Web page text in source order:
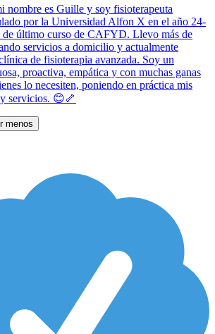
nombre es Guille y soy fisioterapeuta
por la Universidad Alfon X en el año 24-
de último curso de CAFYD. Llevo más de
servicios a domicilio y actualmente
de fisioterapia avanzada. Soy un
proactiva, empática y con muchas ganas
lo necesiten, poniendo en práctica mis
servicios. 😊🦴
menos